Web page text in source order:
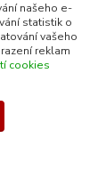
našeho e-
statistik o
vašeho
reklam
cookies